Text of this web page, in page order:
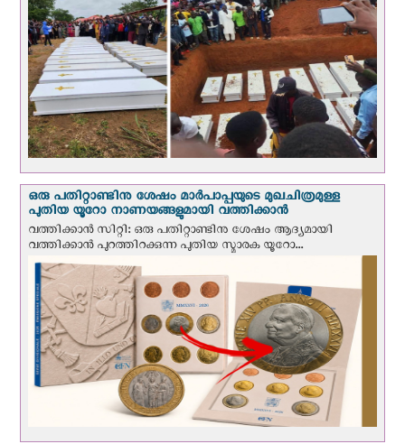
ഒരു പതിറ്റാണ്ടിനു ശേഷം മാർപാപ്പയുടെ മുഖചിത്രമുള്ള
പുതിയ യൂറോ നാണയങ്ങളുമായി വത്തിക്കാന്‍
വത്തിക്കാന്‍ സിറ്റി: ഒരു പതിറ്റാണ്ടിനു ശേഷം ആദ്യമായി
വത്തിക്കാൻ പുറത്തിറക്കുന്ന പുതിയ സ്മാരക യൂറോ...